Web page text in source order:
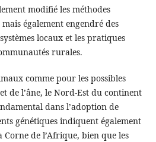
modifié les méthodes
également engendré des
locaux et les pratiques
rurales.
comme pour les possibles
de l’âne, le Nord-Est du continent
dans l’adoption de
génétiques indiquent également
Corne de l’Afrique, bien que les